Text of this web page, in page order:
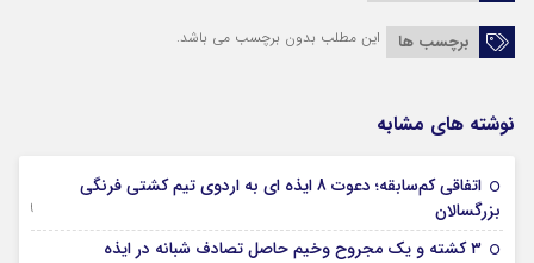
برچسب ها این مطلب بدون برچسب می باشد.
نوشته های مشابه
اتفاقی کم‌سابقه؛ دعوت 8 ایذه ای به اردوی تیم کشتی فرنگی
بزرگسالان
09 جولای 2026
۳ کشته و یک مجروح وخیم حاصل تصادف شبانه در ایذه